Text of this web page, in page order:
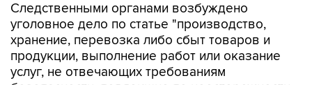
Следственными органами возбуждено
уголовное дело по статье "производство,
хранение, перевозка либо сбыт товаров и
продукции, выполнение работ или оказание
услуг, не отвечающих требованиям